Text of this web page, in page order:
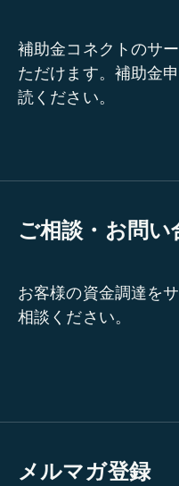
補助金コネクトのサ
ただけます。補助金
読ください。
ご相談・お問い
お客様の資金調達を
相談ください。
メルマガ登録